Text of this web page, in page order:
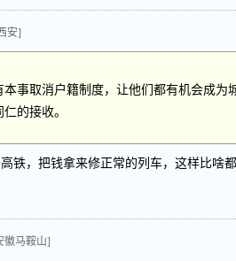
安]
本事取消户籍制度，让他们都有机会成为
的接收。
铁，把钱拿来修正常的列车，这样比啥
徽马鞍山]